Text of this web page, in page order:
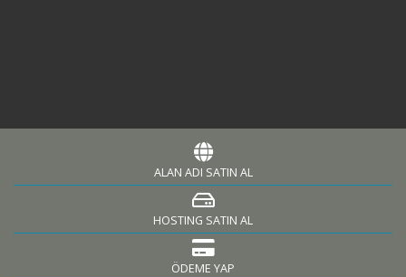
ALAN ADI SATIN AL
HOSTING SATIN AL
ÖDEME YAP